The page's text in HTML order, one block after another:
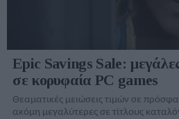
Epic Savings Sale:
σε κορυφαία PC games
Θεαματικές μειώσεις τιμών σε
ακόμη μεγαλύτερες σε τίτλους